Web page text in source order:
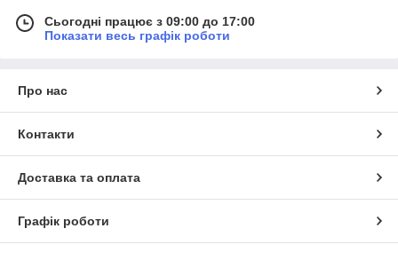
Сьогодні працює з 09:00 до 17:00
Показати весь графік роботи
Про нас
Контакти
Доставка та оплата
Графік роботи